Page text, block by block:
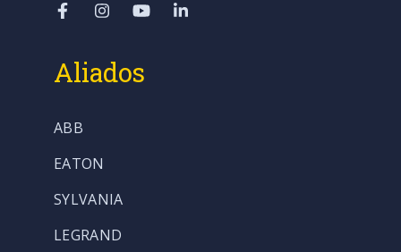
Aliados
ABB
EATON
SYLVANIA
LEGRAND